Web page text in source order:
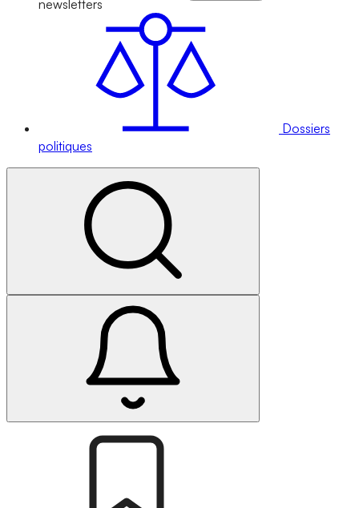
newsletters
Dossiers
politiques